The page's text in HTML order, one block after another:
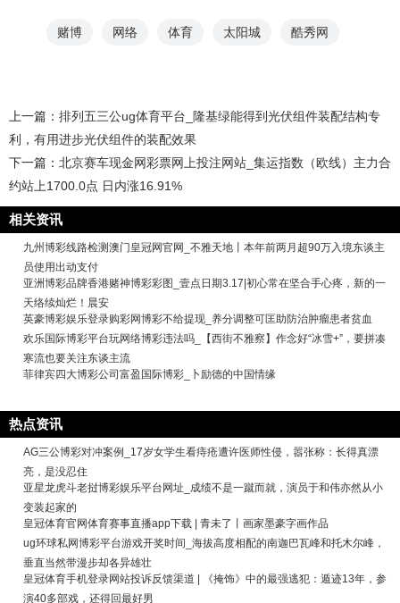
赌博 网络 体育 太阳城 酷秀网
上一篇： 排列五三公ug体育平台_隆基绿能得到光伏组件装配结构专
利，有用进步光伏组件的装配效果
下一篇： 北京赛车现金网彩票网上投注网站_集运指数（欧线）主力合
约站上1700.0点 日内涨16.91%
相关资讯
九州博彩线路检测澳门皇冠网官网_不雅天地丨本年前两月超90万入境东谈主
员使用出动支付
亚洲博彩品牌香港赌神博彩彩图_壹点日期3.17|初心常在坚合手心疼，新的一
天络续灿烂！晨安
英豪博彩娱乐登录购彩网博彩不给提现_养分调整可匡助防治肿瘤患者贫血
欢乐国际博彩平台玩网络博彩违法吗_【西街不雅察】作念好“冰雪+”，要拼凑
寒流也要关注东谈主流
菲律宾四大博彩公司富盈国际博彩_卜励德的中国情缘
热点资讯
AG三公博彩对冲案例_17岁女学生看痔疮遭许医师性侵，嚣张称：长得真漂
亮，是没忍住
亚星龙虎斗老挝博彩娱乐平台网址_成绩不是一蹴而就，演员于和伟亦然从小
变装起家的
皇冠体育官网体育赛事直播app下载 | 青未了丨画家墨豪字画作品
ug环球私网博彩平台游戏开奖时间_海拔高度相配的南迦巴瓦峰和托木尔峰，
垂直当然带漫步却各异雄壮
皇冠体育手机登录网站投诉反馈渠道 | 《掩饰》中的最强逃犯：遁迹13年，参
演40多部戏，还得回最好男